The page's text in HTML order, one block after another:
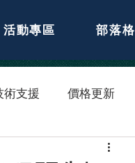
活動專區 部落格
術支援 價格更新